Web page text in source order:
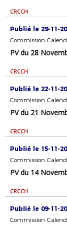
CRCCH
Publié le 29-11-
PV du 28
CRCCH
Publié le 22-11-
PV du 21
CRCCH
Publié le 15-11-
PV du 14
CRCCH
Publié le 09-11-